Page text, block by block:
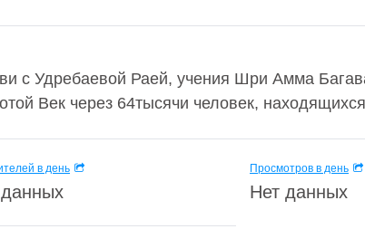
с Удребаевой Раей, учения Шри Амма
Век через 64тысячи человек,
в день Просмотров в день
Нет данных